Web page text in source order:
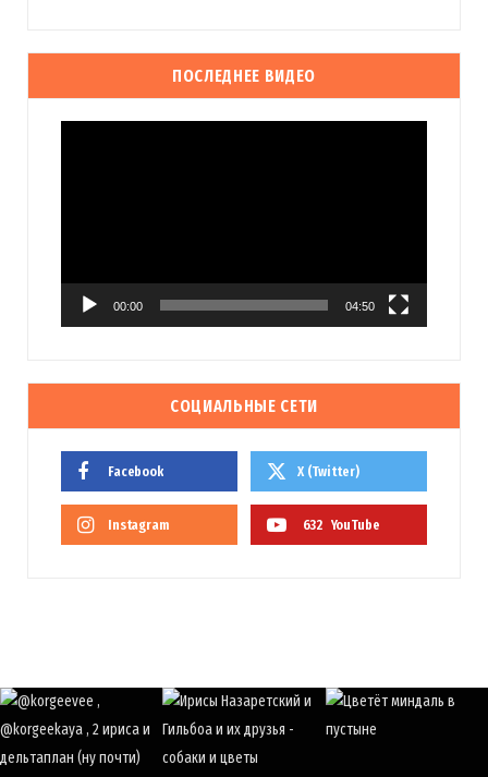
ПОСЛЕДНЕЕ ВИДЕО
00:00 04:50
СОЦИАЛЬНЫЕ СЕТИ
Facebook X (Twitter)
Instagram 632 YouTube